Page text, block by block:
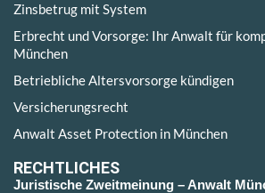
Zinsbetrug mit System
Erbrecht und Vorsorge: Ihr Anwalt für
München
Betriebliche Altersvorsorge kündigen
Versicherungsrecht
Anwalt Asset Protection in München
RECHTLICHES
Juristische Zweitmeinung – Anwalt